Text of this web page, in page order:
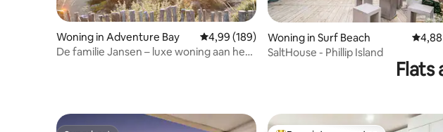
Woning in Adventure Bay Gemiddelde beoordeling van 4,99 uit 5, 189
4,99 (189)
De familie Jansen – luxe woning aan het
Woning in Surf Beach
SaltHouse - Phillip Island
Flats